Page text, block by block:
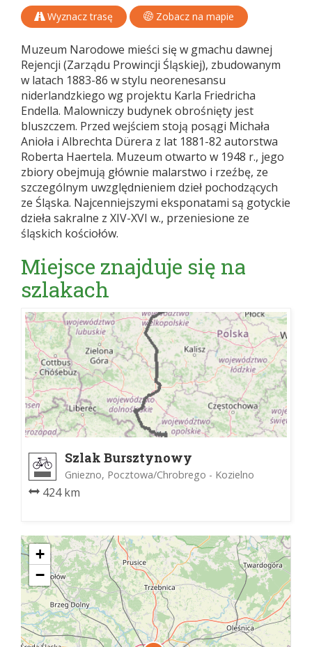
Wyznacz trasę Zobacz na mapie
Muzeum Narodowe mieści się w gmachu dawnej
Rejencji (Zarządu Prowincji Śląskiej), zbudowanym
w latach 1883-86 w stylu neorenesansu
niderlandzkiego wg projektu Karla Friedricha
Endella. Malowniczy budynek obrośnięty jest
bluszczem. Przed wejściem stoją posągi Michała
Anioła i Albrechta Dürera z lat 1881-82 autorstwa
Roberta Haertela. Muzeum otwarto w 1948 r., jego
zbiory obejmują głównie malarstwo i rzeźbę, ze
szczególnym uwzględnieniem dzieł pochodzących
ze Śląska. Najcenniejszymi eksponatami są gotyckie
dzieła sakralne z XIV-XVI w., przeniesione ze
śląskich kościołów.
Miejsce znajduje się na
szlakach
Szlak Bursztynowy
Gniezno, Pocztowa/Chrobrego - Kozielno
424 km
+
−